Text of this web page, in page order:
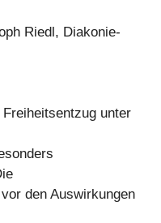
Riedl, Diakonie-
unter
den Auswirkungen